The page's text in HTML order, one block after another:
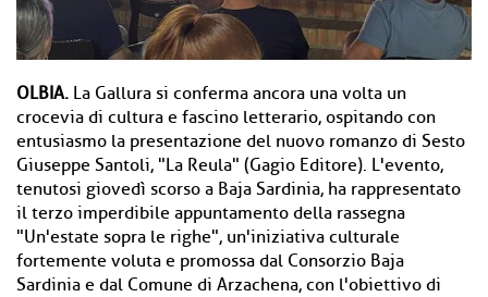
OLBIA. La Gallura si conferma ancora una volta un
crocevia di cultura e fascino letterario, ospitando con
entusiasmo la presentazione del nuovo romanzo di Sesto
Giuseppe Santoli, "La Reula" (Gagio Editore). L'evento,
tenutosi giovedì scorso a Baja Sardinia, ha rappresentato
il terzo imperdibile appuntamento della rassegna
"Un'estate sopra le righe", un'iniziativa culturale
fortemente voluta e promossa dal Consorzio Baja
Sardinia e dal Comune di Arzachena, con l'obiettivo di